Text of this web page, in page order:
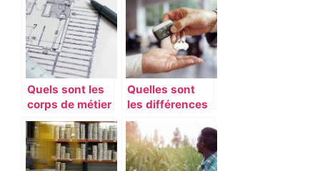
Quels sont les
corps de métier
obligatoire pour
construire sa
maison ?
Quelles sont
les différences
entre LLD et
LOA ?